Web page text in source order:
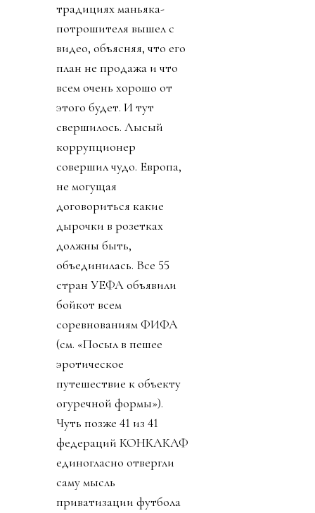
традициях маньяка-
потрошителя вышел с
видео, объясняя, что его
план не продажа и что
всем очень хорошо от
этого будет. И тут
свершилось. Лысый
коррупционер
совершил чудо. Европа,
не могущая
договориться какие
дырочки в розетках
должны быть,
объединилась. Все 55
стран УЕФА объявили
бойкот всем
соревнованиям ФИФА
(см. «Посыл в пешее
эротическое
путешествие к объекту
огуречной формы»).
Чуть позже 41 из 41
федераций КОНКАКАФ
единогласно отвергли
саму мысль
приватизации футбола